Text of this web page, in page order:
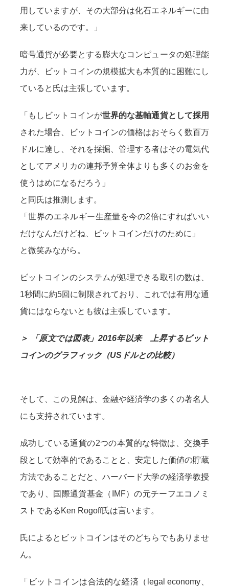
用していますが、その大部分は化石エネルギーに由
来しているのです。」
暗号通貨が必要とする膨大なコンピュータの処理能
力が、ビットコインの規模拡大も本質的に困難にし
ていると氏は主張しています。
「もしビットコインが世界的な基軸通貨として採用
された場合、ビットコインの価格はおそらく数百万
ドルに達し、それを採掘、管理する者はその電気代
としてアメリカの連邦予算全体よりも多くのお金を
使うはめになるだろう」
と同氏は推測します。
「世界のエネルギー生産量を今の2倍にすればいい
だけなんだけどね、ビットコインだけのために」
と微笑みながら。
ビットコインのシステムが処理できる取引の数は、
1秒間に約5回に制限されており、これでは有用な通
貨にはならないとも彼は主張しています。
＞ 「原文では図表」2016年以来 上昇するビット
コインのグラフィック（USドルとの比較）
そして、この見解は、金融や経済学の多くの著名人
にも支持されています。
成功している通貨の2つの本質的な特徴は、交換手
段として効率的であることと、安定した価値の貯蔵
方法であることだと、ハーバード大学の経済学教授
であり、国際通貨基金（IMF）の元チーフエコノミ
ストであるKen Rogoff氏は言います。
氏によるとビットコインはそのどちらでもありませ
ん。
「ビットコインは合法的な経済（legal economy、